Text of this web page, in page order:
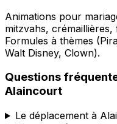
Animations pour
mitzvahs,
Formules à thèmes
Walt Disney, Clown).
Questions
Alaincourt
Le déplacement à